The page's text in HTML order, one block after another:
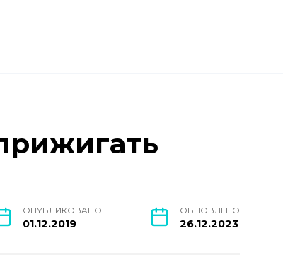
ОПУБЛИКОВАНО
01.12.2019
ОБНОВЛЕНО
26.12.2023